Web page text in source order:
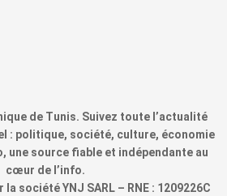
de Tunis. Suivez toute l’actualité
: politique, société, culture, économie
une source fiable et indépendante au
cœur de l’info.
société YNJ SARL – RNE : 1209226C